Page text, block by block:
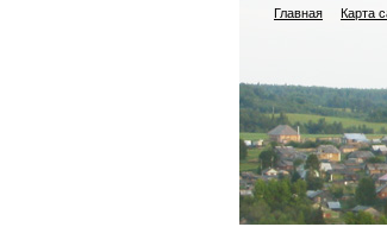
Главная Карта